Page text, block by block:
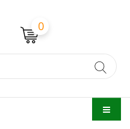
0